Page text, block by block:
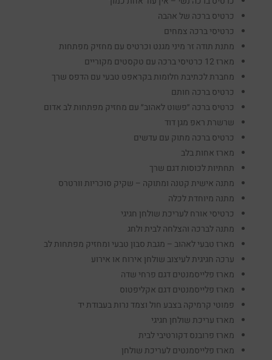
כרטיס ברכה של אהבה
כרטיסי ברכה צמחים
מתנת תודה זר מיני מגנט וכרטיס עם מחזיק מפתחות
מארז 12 כרטיסי ברכה עם טקסטים מקוריים
מחברת לכתיבת חלומות בקראפט טבעי עם הדפס שרך
כרטיס ברכה חותם
כרטיס ברכה ״פשוט לאהוב״ עם מחזיק מפתחות לב אדום
שרשרת ראפ מגן דוד
כרטיס ברכה מתוק עם עדשים
מארז אחות בלב
תחתיות לכוסות דגם שרך
מתנה אישית קטנה ומתוקה – שקיק סוכריות וורטרס
מתנה מיוחדת לכלה
כרטיסי אורח לעריכת שולחן חגיגי
מתנה לברכה והצלחה לבית ולחג
מארז טבעי לאהוב – מגבת סבון טבעי ומחזיק מפתחות לב
ערכה חגיגית לעיצוב שולחן אירוח או אירוע
מארז פלייסמנטים דגם פרחי שדה
מארז פלייסמנטים דגם אקליפטוס
פמוטי קרמיקה בצבע חול וצמד נרות בעבודת יד
מארז עריכת שולחן חגיגי
מארז פרובנס דקורטיבי לבית
מארז פלייסמנטים לעריכת שולחן